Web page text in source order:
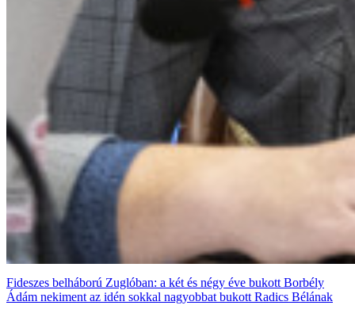
Fideszes belháború Zuglóban: a két és négy éve bukott Borbély
Ádám nekiment az idén sokkal nagyobbat bukott Radics Bélának